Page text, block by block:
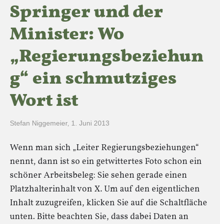
Springer und der
Minister: Wo
„Regierungsbeziehun
g“ ein schmutziges
Wort ist
Stefan Niggemeier, 1. Juni 2013
Wenn man sich „Leiter Regierungsbeziehungen“
nennt, dann ist so ein getwittertes Foto schon ein
schöner Arbeitsbeleg: Sie sehen gerade einen
Platzhalterinhalt von X. Um auf den eigentlichen
Inhalt zuzugreifen, klicken Sie auf die Schaltfläche
unten. Bitte beachten Sie, dass dabei Daten an